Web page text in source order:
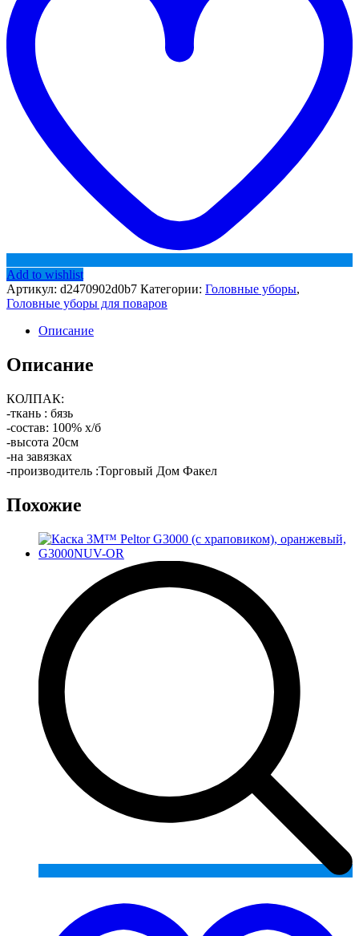
Add to wishlist
Артикул: d2470902d0b7 Категории: Головные уборы,
Головные уборы для поваров
Описание
Описание
КОЛПАК:
-ткань : бязь
-состав: 100% х/б
-высота 20см
-на завязках
-производитель :Торговый Дом Факел
Похожие